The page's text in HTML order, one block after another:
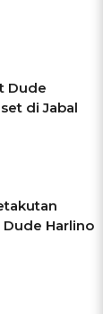
Dude
di Jabal
Harlino